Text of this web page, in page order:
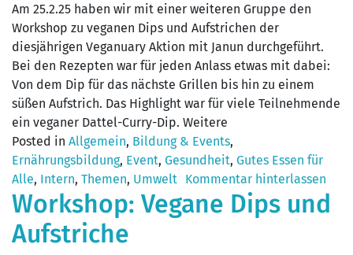
Am 25.2.25 haben wir mit einer weiteren Gruppe den
Workshop zu veganen Dips und Aufstrichen der
diesjährigen Veganuary Aktion mit Janun durchgeführt.
Bei den Rezepten war für jeden Anlass etwas mit dabei:
Von dem Dip für das nächste Grillen bis hin zu einem
süßen Aufstrich. Das Highlight war für viele Teilnehmende
ein veganer Dattel-Curry-Dip. Weitere
Posted in Allgemein, Bildung & Events,
Ernährungsbildung, Event, Gesundheit, Gutes Essen für
Alle, Intern, Themen, Umwelt Kommentar hinterlassen
Workshop: Vegane Dips und
Aufstriche